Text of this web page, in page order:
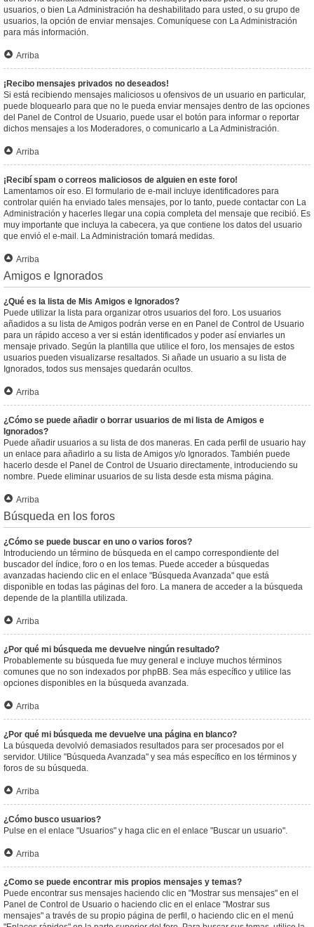
usuarios, o bien La Administración ha deshabilitado para usted, o su grupo de
usuarios, la opción de enviar mensajes. Comuníquese con La Administración
para más información.
Arriba
¡Recibo mensajes privados no deseados!
Si está recibiendo mensajes maliciosos u ofensivos de un usuario en particular,
puede bloquearlo para que no le pueda enviar mensajes dentro de las opciones
del Panel de Control de Usuario, puede usar el botón para informar o reportar
dichos mensajes a los Moderadores, o comunicarlo a La Administración.
Arriba
¡Recibí spam o correos maliciosos de alguien en este foro!
Lamentamos oír eso. El formulario de e-mail incluye identificadores para
controlar quién ha enviado tales mensajes, por lo tanto, puede contactar con La
Administración y hacerles llegar una copia completa del mensaje que recibió. Es
muy importante que incluya la cabecera, ya que contiene los datos del usuario
que envió el e-mail. La Administración tomará medidas.
Arriba
Amigos e Ignorados
¿Qué es la lista de Mis Amigos e Ignorados?
Puede utilizar la lista para organizar otros usuarios del foro. Los usuarios
añadidos a su lista de Amigos podrán verse en en Panel de Control de Usuario
para un rápido acceso a ver si están identificados y poder así enviarles un
mensaje privado. Según la plantilla que utilice el foro, los mensajes de estos
usuarios pueden visualizarse resaltados. Si añade un usuario a su lista de
Ignorados, todos sus mensajes quedarán ocultos.
Arriba
¿Cómo se puede añadir o borrar usuarios de mi lista de Amigos e
Ignorados?
Puede añadir usuarios a su lista de dos maneras. En cada perfil de usuario hay
un enlace para añadirlo a su lista de Amigos y/o Ignorados. También puede
hacerlo desde el Panel de Control de Usuario directamente, introduciendo su
nombre. Puede eliminar usuarios de su lista desde esta misma página.
Arriba
Búsqueda en los foros
¿Cómo se puede buscar en uno o varios foros?
Introduciendo un término de búsqueda en el campo correspondiente del
buscador del índice, foro o en los temas. Puede acceder a búsquedas
avanzadas haciendo clic en el enlace "Búsqueda Avanzada" que está
disponible en todas las páginas del foro. La manera de acceder a la búsqueda
depende de la plantilla utilizada.
Arriba
¿Por qué mi búsqueda me devuelve ningún resultado?
Probablemente su búsqueda fue muy general e incluye muchos términos
comunes que no son indexados por phpBB. Sea más específico y utilice las
opciones disponibles en la búsqueda avanzada.
Arriba
¿Por qué mi búsqueda me devuelve una página en blanco?
La búsqueda devolvió demasiados resultados para ser procesados por el
servidor. Utilice "Búsqueda Avanzada" y sea más específico en los términos y
foros de su búsqueda.
Arriba
¿Cómo busco usuarios?
Pulse en el enlace "Usuarios" y haga clic en el enlace "Buscar un usuario".
Arriba
¿Como se puede encontrar mis propios mensajes y temas?
Puede encontrar sus mensajes haciendo clic en "Mostrar sus mensajes" en el
Panel de Control de Usuario o haciendo clic en el enlace "Mostrar sus
mensajes" a través de su propio página de perfil, o haciendo clic en el menú